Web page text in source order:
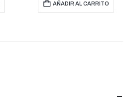
AÑADIR AL CARRITO